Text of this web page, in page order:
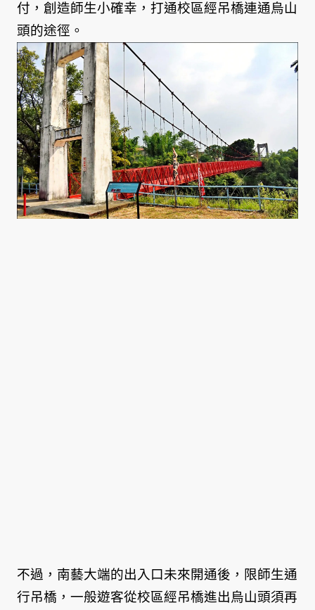
付，創造師生小確幸，打通校區經吊橋連通烏山
頭的途徑。
不過，南藝大端的出入口未來開通後，限師生通
行吊橋，一般遊客從校區經吊橋進出烏山頭須再